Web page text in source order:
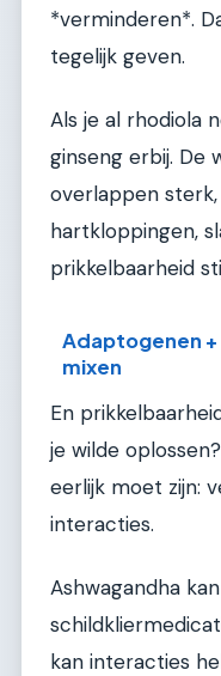
*verminderen*.
tegelijk geven.
Als je al rhodiola
ginseng erbij. De
overlappen
hartkloppingen,
prikkelbaarheid
Adaptogenen
mixen
En
je wilde
eerlijk moet zijn:
interacties.
Ashwagandha
kan interacties